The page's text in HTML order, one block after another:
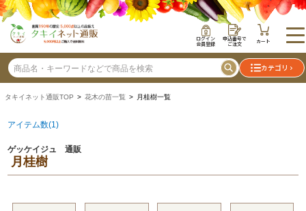
ログイン
会員登録
申込番号で
ご注文 カート
カテゴリ
タキイネット通販TOP > 花木の苗一覧 > 月桂樹一覧
アイテム数(1)
ゲッケイジュ 通販
月桂樹